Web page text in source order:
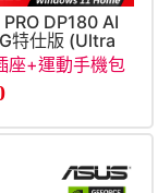
DP180 AI
特仕版 (Ultra
座+運動手機包